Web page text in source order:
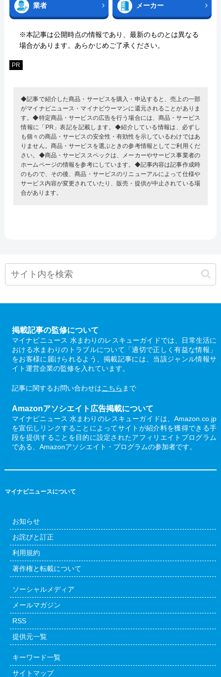
業者 メーカー
※本記事は公開時点の情報であり、最新のものとは異なる
場合があります。あらかじめご了承ください。
PR
◆記事で紹介した商品・サービスを購入・申込すると、売上の一部
がマイナビニュース・マイナビウーマンに還元されることがありま
す。◆特定商品・サービスの広告を行う場合には、商品・サービス
情報に「PR」表記を記載します。◆紹介している情報は、必ずし
も個々の商品・サービスの安全性・有効性を示しているわけではあ
りません。商品・サービスを選ぶときの参考情報としてご利用くだ
さい。◆商品・サービススペックは、メーカーやサービス事業者の
ホームページの情報を参考にしています。◆記事内容は記事作成時
のもので、その後、商品・サービスのリニューアルによって仕様や
サービス内容が変更されていたり、販売・提供が中止されている場
合があります。
掲載記事の監修について
マイナビニュース 水まわりのレスキューガイドでは、日常生活に
おける水まわりのトラブルについて「適切で正しく有益な情報」
をお客様に届けられるよう、掲載記事には、当該ジャンル情報サ
イト運営企業の監修を入れています。
記事に関するお問い合わせはこちら まで
Amazonアソシエイト広告掲載について
マイナビニュース 水まわりのレスキューガイドは、Amazon.co.jp
を宣伝しリンクすることによってサイトが紹介料を獲得できる手
段を提供することを目的に設定されたアフィリエイトプログラム
である、Amazonアソシエイト・プログラムの参加者です。
マイナビニュースについて
お知らせ
お詫びと訂正
利用規約
著作権と転載について
ソーシャルメディア
メールマガジン
RSS
提供元一覧
キーワード一覧
サイトマップ